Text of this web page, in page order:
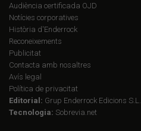
Audiència certificada OJD
Notícies corporatives
Història d'Enderrock
Reconeixements
Publicitat
Contacta amb nosaltres
Avís legal
Política de privacitat
Editorial: Grup Enderrock Edicions S.L.
Tecnologia: Sobrevia.net